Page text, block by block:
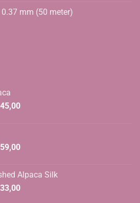
mm (50 meter)
Nåværende
Nåværende
kr 59,00.
Alpaca Silk
Nåværende